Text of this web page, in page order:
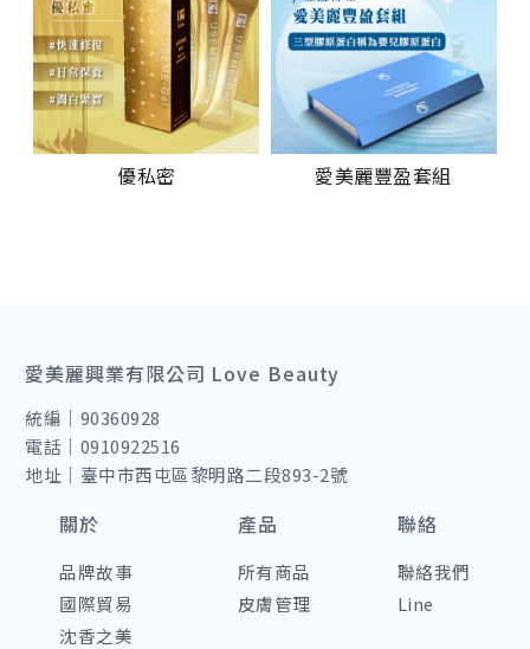
優私密 愛美麗豐盈套組
愛美麗興業有限公司 Love Beauty
統編｜90360928
電話｜0910922516
地址｜臺中市西屯區黎明路二段893-2號
關於
品牌故事
國際貿易
沈香之美
產品
所有商品
皮膚管理
聯絡
聯絡我們
Line